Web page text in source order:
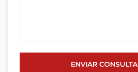
ENVIAR CONSULTA